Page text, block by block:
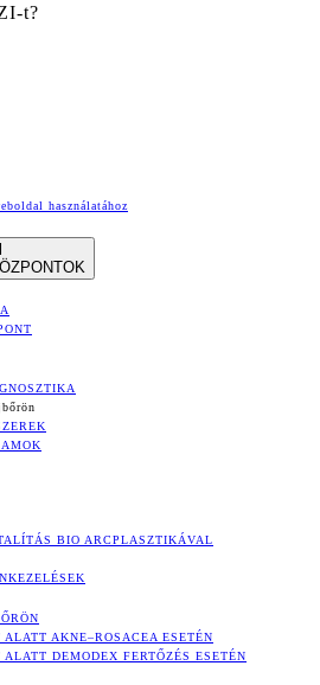
t?
használatához
BIO ARCPLASZTIKÁVAL
AKNE–ROSACEA ESETÉN
DEMODEX FERTŐZÉS ESETÉN